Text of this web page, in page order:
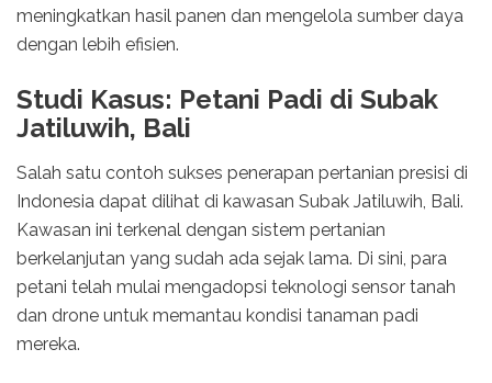
meningkatkan hasil panen dan mengelola sumber daya
dengan lebih efisien.
Studi Kasus: Petani Padi di Subak
Jatiluwih, Bali
Salah satu contoh sukses penerapan pertanian presisi di
Indonesia dapat dilihat di kawasan Subak Jatiluwih, Bali.
Kawasan ini terkenal dengan sistem pertanian
berkelanjutan yang sudah ada sejak lama. Di sini, para
petani telah mulai mengadopsi teknologi sensor tanah
dan drone untuk memantau kondisi tanaman padi
mereka.